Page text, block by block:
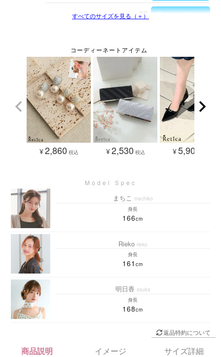
すべてのサイズを見る（＋）
¥2,860 税込 ¥2,530 税込 ¥5,900
まちこ machiko
身長
166
Rieko rieko
身長
161
明日香 asuka
身長
168
返品特約について
商品説明 イメージ サイズ詳細